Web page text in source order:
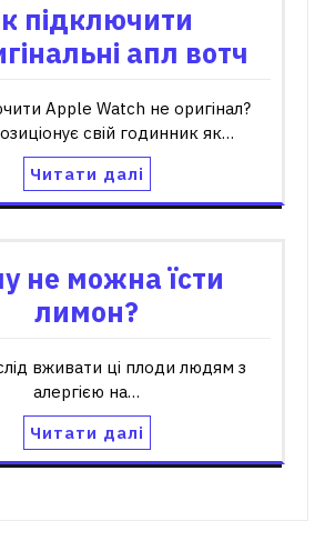
підключити
апл вотч
Apple Watch не оригінал?
свій годинник як…
Читати далі
не можна їсти
лимон?
вживати ці плоди людям з
алергією на…
Читати далі